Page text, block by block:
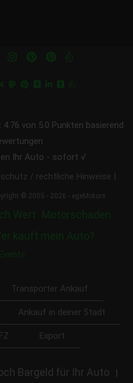
4.76 von 5.0 Punkten basierend
Ihr Auto - sofort √
/ rechtliche Hinweise
© 2005 - 2026 - egeMotors
Wert Motorschaden
kauft mein Auto?
Transporter Ankauf
Ankauf in deiner Stadt
Export
Bargeld für Ihr Auto